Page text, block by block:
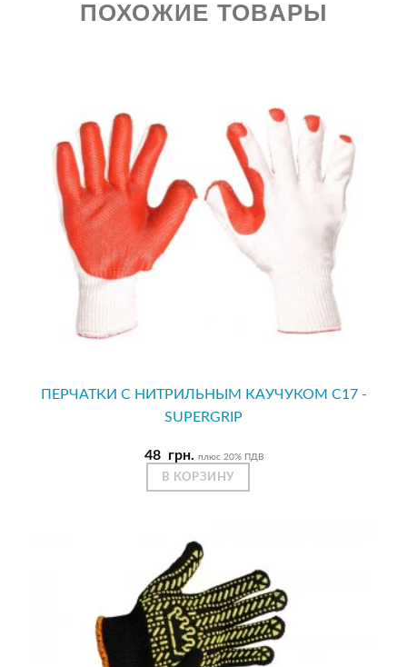
ПОХОЖИЕ ТОВАРЫ
ПЕРЧАТКИ С НИТРИЛЬНЫМ КАУЧУКОМ С17 -
SUPERGRIP
48 грн. плюс 20% ПДВ
В КОРЗИНУ